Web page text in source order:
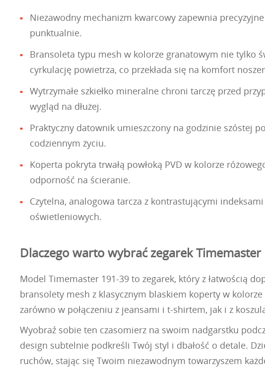
Niezawodny mechanizm kwarcowy zapewnia
punktualnie.
Bransoleta typu mesh w kolorze granatowym nie tylko
cyrkulację powietrza, co przekłada się na komfort
Wytrzymałe szkiełko mineralne chroni tarczę przed
wygląd na dłużej.
Praktyczny datownik umieszczony na godzinie szóstej
codziennym życiu.
Koperta pokryta trwałą powłoką PVD w kolorze
odporność na ścieranie.
Czytelna, analogowa tarcza z kontrastującymi
oświetleniowych.
Dlaczego warto wybrać zegarek Timemaster
Model Timemaster 191-39 to zegarek, który z łatwością
bransolety mesh z klasycznym blaskiem koperty w
zarówno w połączeniu z jeansami i t-shirtem, jak i z
Wyobraź sobie ten czasomierz na swoim nadgarstku
design subtelnie podkreśli Twój styl i dbałość o detale.
ruchów, stając się Twoim niezawodnym towarzyszem